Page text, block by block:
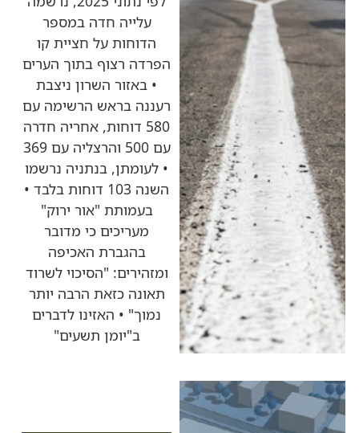
עלייה חדה במספר
הדוחות על חציית קו
הפרדה רצוף בתוך הערים
• באזור השרון ניצבת
רעננה בראש הרשימה עם
580 דוחות, אחריה חדרה
עם 500 והרצליה עם 369
• לעומתן, בנתניה נרשמו
השנה 103 דוחות בלבד •
בעמותת "אור ירוק"
מעריכים כי מדובר
בהגברת האכיפה
ומזהירים: "הסיכוי לשרוד
תאונה כזאת הרבה יותר
נמוך" • האזינו לדברים
ב"יומן תשעים"